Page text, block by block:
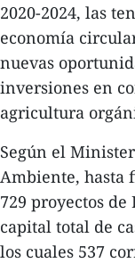
2020-2024, las
economía
nuevas
inversiones en
agricultura
Según el
Ambiente, hasta
729 proyectos de
capital total de
los cuales 537